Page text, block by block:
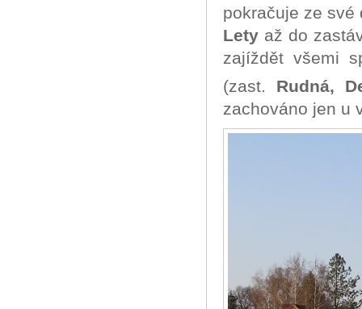
pokračuje ze
Lety až do
zajíždět všemi
(zast. Rudná,
zachováno jen u